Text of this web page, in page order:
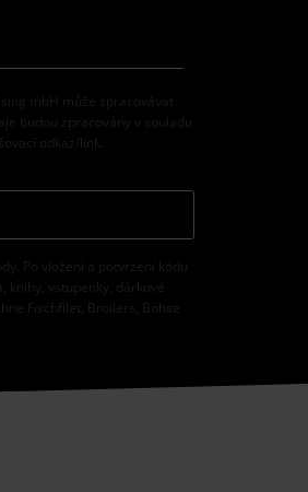
mbH může zpracovávat
budou zpracovány v souladu
odkaz/link.
Po vložení a potvrzení kódu
knihy, vstupenky, dárkové
Fischfilet, Broilers, Böhse